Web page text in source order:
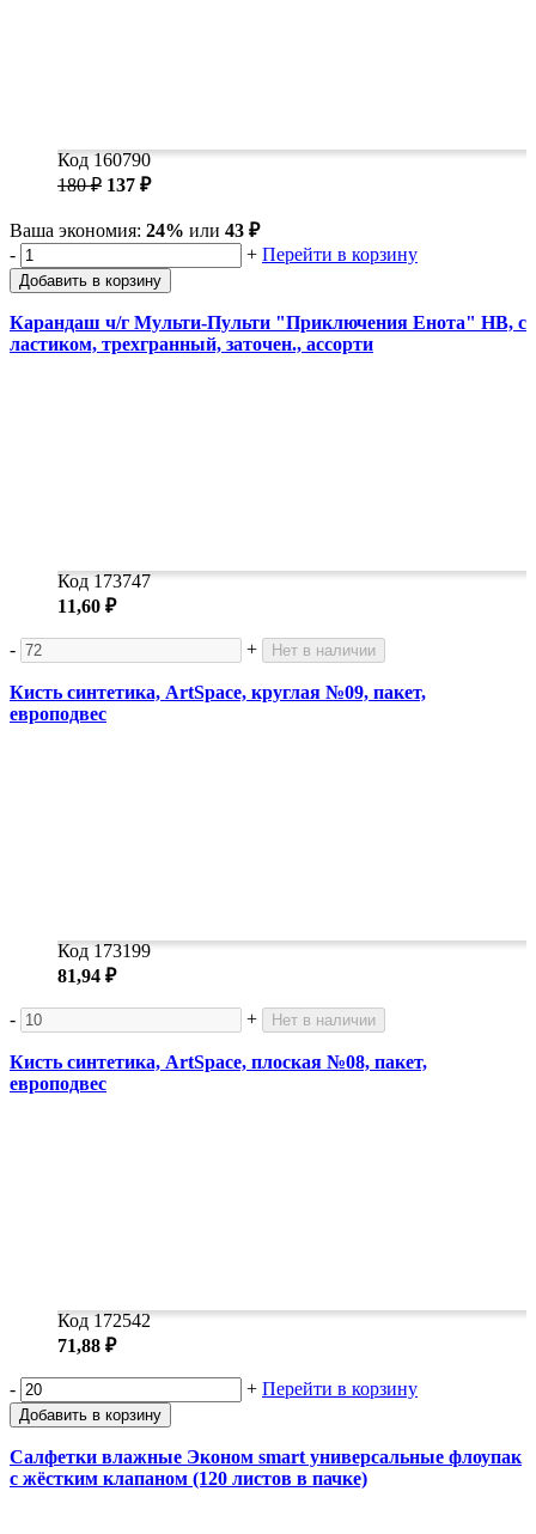
Код 160790
180 ₽ 137 ₽
Ваша экономия: 24% или 43 ₽
-
+ Перейти в корзину
Добавить в корзину
Карандаш ч/г Мульти-Пульти "Приключения Енота" HB, с
ластиком, трехгранный, заточен., ассорти
Код 173747
11,60 ₽
- + Нет в наличии
Кисть синтетика, ArtSpace, круглая №09, пакет,
европодвес
Код 173199
81,94 ₽
- + Нет в наличии
Кисть синтетика, ArtSpace, плоская №08, пакет,
европодвес
Код 172542
71,88 ₽
- + Перейти в корзину
Добавить в корзину
Салфетки влажные Эконом smart универсальные флоупак
с жёстким клапаном (120 листов в пачке)